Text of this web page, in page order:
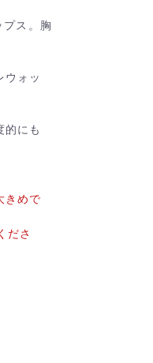
ス。胸
ォッ
にも
きめで
ださ